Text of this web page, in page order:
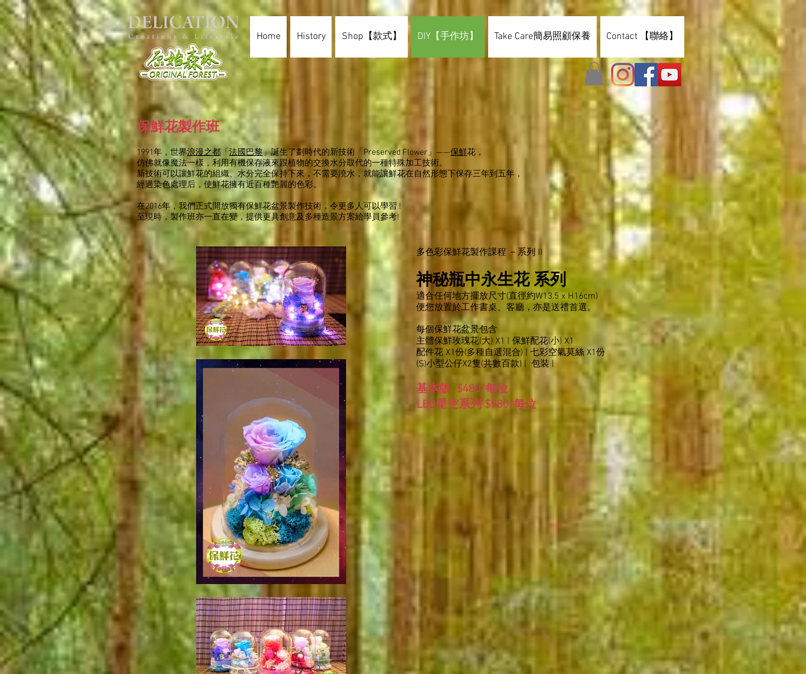
Home History Shop【款式】 DIY【手作坊】 Take Care簡易照顧保養 Contact 【聯絡】
保鮮花製作班
1991年，世界浪漫之都 「 法國巴黎」誕生了劃時代的新技術「Preserved Flower」——保鮮花，
仿佛就像魔法一樣，利用有機保存液來跟植物的交換水分取代的一種特殊加工技術。
新技術可以讓鮮花的組織、水分完全保持下來，不需要澆水，就能讓鮮花在自然形態下保存三年到五年，
經過染色處理后，使鮮花擁有近百種艷麗的色彩。
在2016年，我們正式開放獨有保鮮花盆景製作技術，令更多人可以學習 !
至現時，製作班亦一直在變，提供更具創意及多種造景方案給學員參考!
多色彩保鮮花製作課程 －系列 II
神秘瓶中永生花 系列
適合任何地方擺放尺寸(直徑約W13.5 x H16cm)
便您放置於工作書桌、客廳，亦是送禮首選。
每個保鮮花盆景包含
主體保鮮玫瑰花(大) X1 | 保鮮配花(小) X1
配件花 X1份(多種自選混合) | 七彩空氣莫絲 X1份
(S)小型公仔X2隻(共數百款) | 包裝 |
基本版 $480/每位
LED星空系列 $580/每位